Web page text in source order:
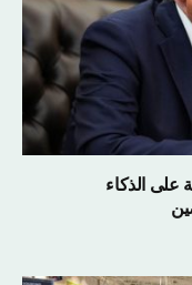
الذكاء